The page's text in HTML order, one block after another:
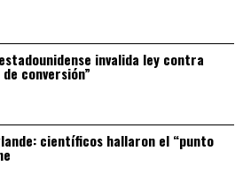
invalida ley contra
conversión”
científicos hallaron el “punto